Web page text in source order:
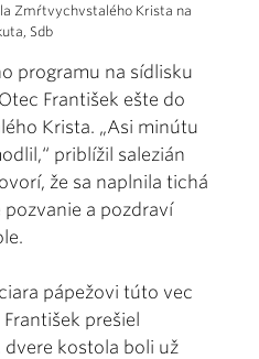
Zmŕtvychvstalého Krista na
Sdb
programu na sídlisku
František ešte do
Krista. „Asi minútu
priblížil salezián
že sa naplnila tichá
pozvanie a pozdraví
pápežovi túto vec
prešiel
kostola boli už